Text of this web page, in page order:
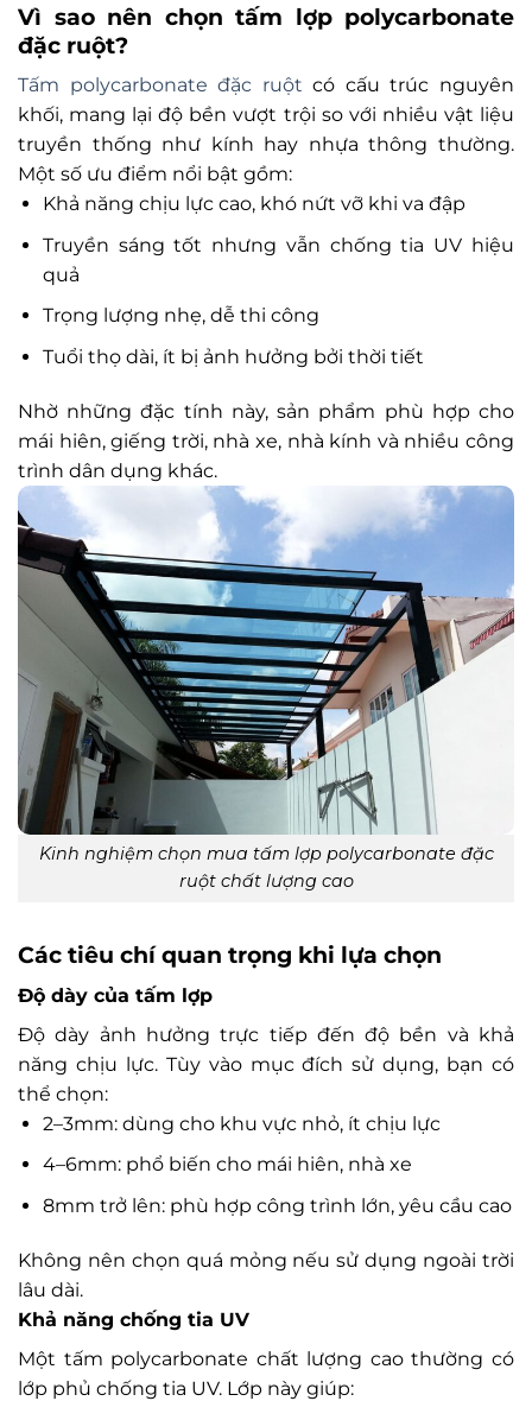
Vì sao nên chọn tấm lợp polycarbonate
đặc ruột?
Tấm polycarbonate đặc ruột có cấu trúc nguyên
khối, mang lại độ bền vượt trội so với nhiều vật liệu
truyền thống như kính hay nhựa thông thường.
Một số ưu điểm nổi bật gồm:
Khả năng chịu lực cao, khó nứt vỡ khi va đập
Truyền sáng tốt nhưng vẫn chống tia UV hiệu
quả
Trọng lượng nhẹ, dễ thi công
Tuổi thọ dài, ít bị ảnh hưởng bởi thời tiết
Nhờ những đặc tính này, sản phẩm phù hợp cho
mái hiên, giếng trời, nhà xe, nhà kính và nhiều công
trình dân dụng khác.
Kinh nghiệm chọn mua tấm lợp polycarbonate đặc
ruột chất lượng cao
Các tiêu chí quan trọng khi lựa chọn
Độ dày của tấm lợp
Độ dày ảnh hưởng trực tiếp đến độ bền và khả
năng chịu lực. Tùy vào mục đích sử dụng, bạn có
thể chọn:
2–3mm: dùng cho khu vực nhỏ, ít chịu lực
4–6mm: phổ biến cho mái hiên, nhà xe
8mm trở lên: phù hợp công trình lớn, yêu cầu cao
Không nên chọn quá mỏng nếu sử dụng ngoài trời
lâu dài.
Khả năng chống tia UV
Một tấm polycarbonate chất lượng cao thường có
lớp phủ chống tia UV. Lớp này giúp: